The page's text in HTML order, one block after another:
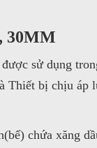
30MM
sử dụng
Thiết bị chịu áp
chứa xăng